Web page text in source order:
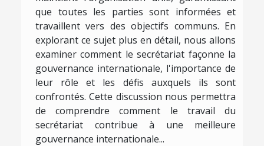
que toutes les parties sont informées et
travaillent vers des objectifs communs. En
explorant ce sujet plus en détail, nous allons
examiner comment le secrétariat façonne la
gouvernance internationale, l'importance de
leur rôle et les défis auxquels ils sont
confrontés. Cette discussion nous permettra
de comprendre comment le travail du
secrétariat contribue à une meilleure
gouvernance internationale...